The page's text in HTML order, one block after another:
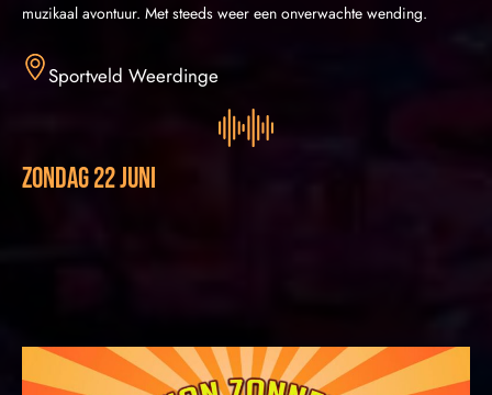
muzikaal avontuur. Met steeds weer een onverwachte wending.
Sportveld Weerdinge
zondag 22 juni